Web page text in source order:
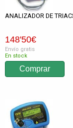
ANALIZADOR DE
148'50€
Envío gratis
En stock